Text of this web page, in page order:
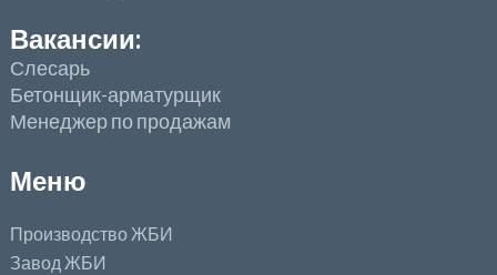
Вакансии:
Слесарь
Бетонщик-арматурщик
Менеджер по продажам
Меню
Производство ЖБИ
Завод ЖБИ